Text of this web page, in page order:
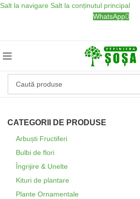
Salt la navigare Salt la conținutul principal
WhatsApp
CATEGORII DE PRODUSE
Arbuști Fructiferi
Bulbi de flori
Îngrijire & Unelte
Kituri de plantare
Plante Ornamentale